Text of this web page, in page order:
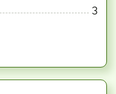
3